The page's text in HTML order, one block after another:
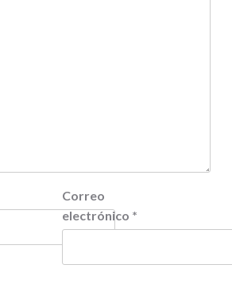
Correo
electrónico *